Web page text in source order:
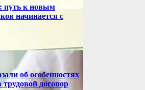
путь к новым
начинается с
об особенностях
договор